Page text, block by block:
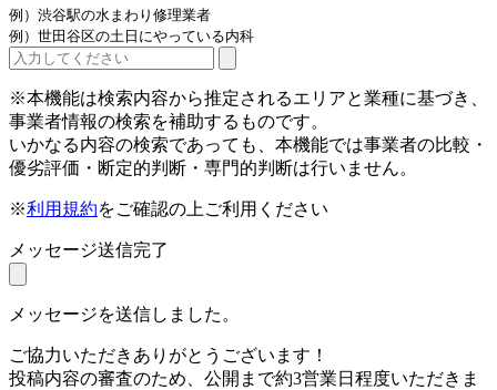
例）渋谷駅の水まわり修理業者
例）世田谷区の土日にやっている内科
※本機能は検索内容から推定されるエリアと業種に基づき、
事業者情報の検索を補助するものです。
いかなる内容の検索であっても、本機能では事業者の比較・
優劣評価・断定的判断・専門的判断は行いません。
※利用規約をご確認の上ご利用ください
メッセージ送信完了
メッセージを送信しました。
ご協力いただきありがとうございます！
投稿内容の審査のため、公開まで約3営業日程度いただきま